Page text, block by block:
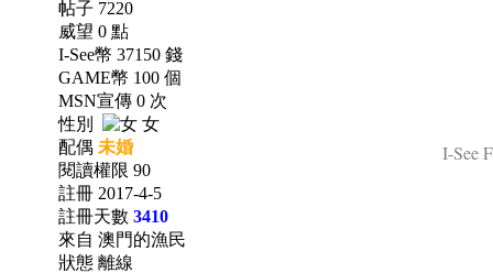
帖子 7220
威望 0 點
I-See幣 37150 錢
GAME幣 100 個
MSN宣傳 0 次
性別
女
配偶 未婚
閱讀權限 90
註冊 2017-4-5
註冊天數 3410
來自 澳門的漁民
狀態 離線
I-See